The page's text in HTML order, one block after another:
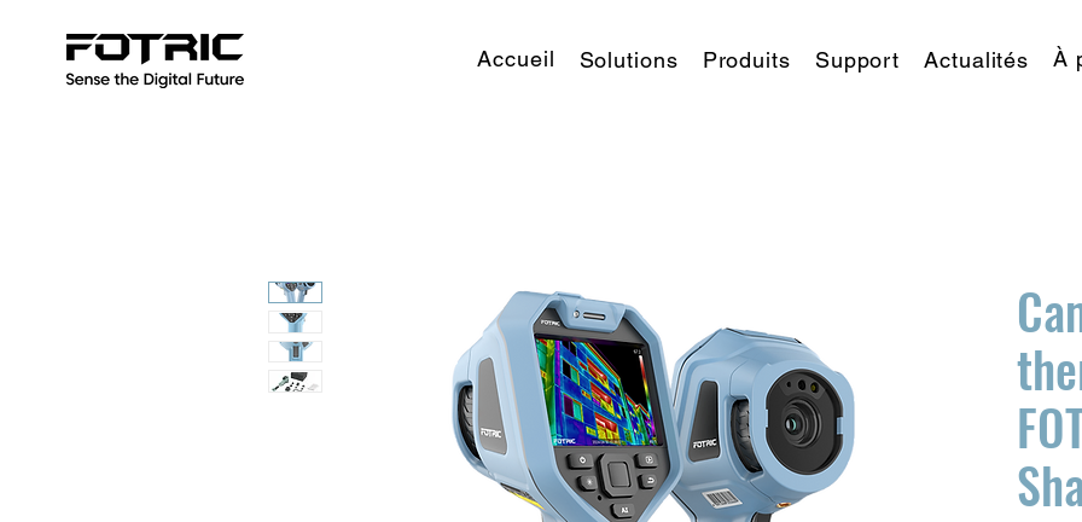
Accueil Solutions Produits Support Actualités À